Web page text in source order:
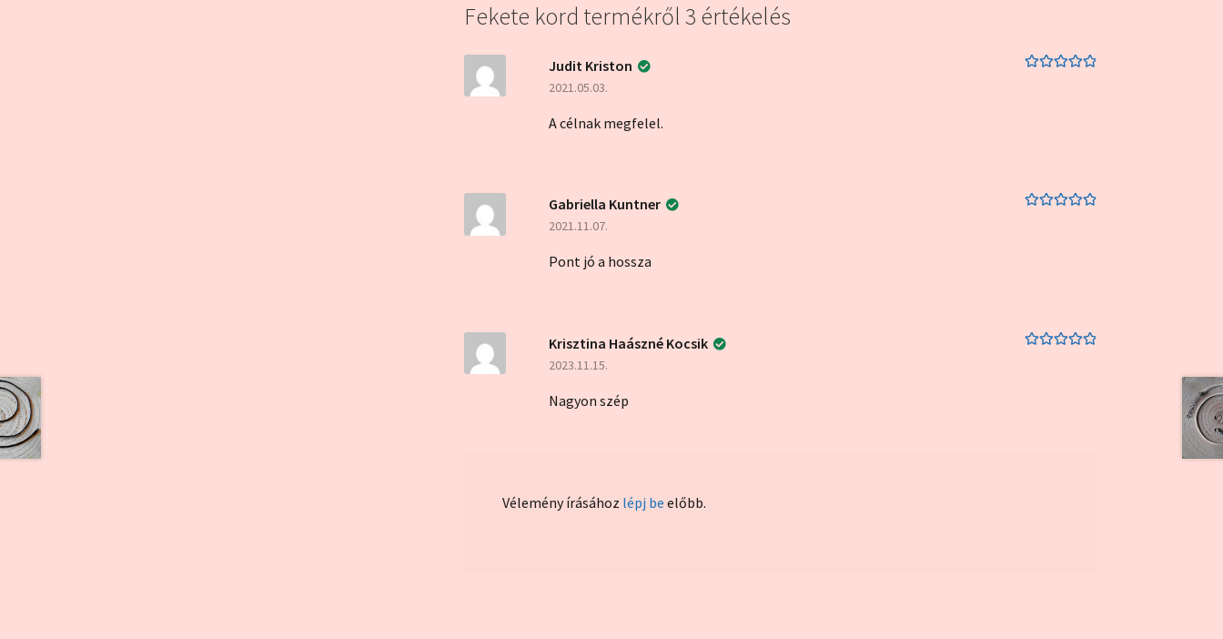
Fekete kord termékről 3 értékelés
Judit Kriston
2021.05.03.
A célnak megfelel.
Gabriella Kuntner
2021.11.07.
Pont jó a hossza
Krisztina Haászné Kocsik
2023.11.15.
Nagyon szép
Vélemény írásához lépj be előbb.